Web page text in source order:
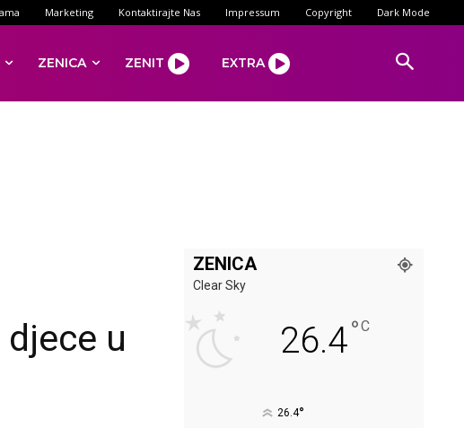
Marketing Kontaktirajte Nas Impressum Copyright Dark Mode
ZENICA ZENIT EXTRA
u
ZENICA
Clear Sky
26.4°C
26.4°